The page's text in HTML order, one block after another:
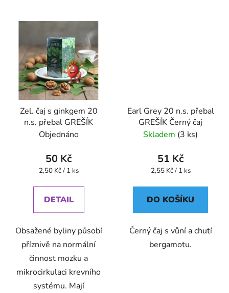
Zel. čaj s ginkgem 20
n.s. přebal GREŠÍK
Objednáno
50 Kč
Měrná
2,50 Kč / 1 ks
DETAIL
Obsažené byliny působí
příznivě na normální
činnost mozku a
mikrocirkulaci krevního
systému. Mají
Earl Grey 20 n.s. přebal
GREŠÍK Černý čaj
Skladem (3 ks)
51 Kč
Měrná
2,55 Kč / 1 ks
DO KOŠÍKU
Černý čaj s vůní a chutí
bergamotu.